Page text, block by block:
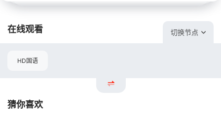
在线观看 切换节点
HD国语
猜你喜欢